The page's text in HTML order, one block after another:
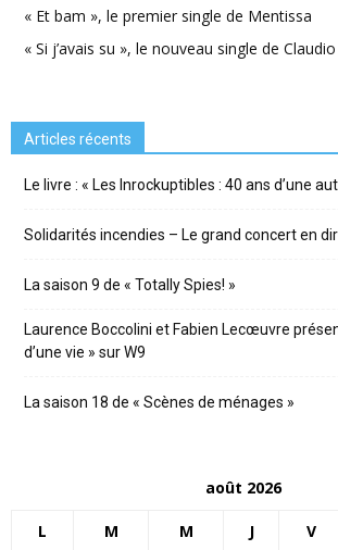
« Et bam », le premier single de Mentissa
« Si j’avais su », le nouveau single de
Articles récents
Le livre : « Les Inrockuptibles : 40 ans d’une
Solidarités incendies – Le grand concert en
La saison 9 de « Totally Spies! »
Laurence Boccolini et Fabien Lecœuvre
d’une vie » sur W9
La saison 18 de « Scènes de ménages »
août 2026
L M M J V